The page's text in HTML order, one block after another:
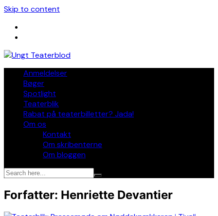
Skip to content
Anmeldelser
Bøger
Spotlight
Teaterblik
Rabat på teaterbilletter? Jada!
Om os
Kontakt
Om skribenterne
Om bloggen
Forfatter: Henriette Devantier